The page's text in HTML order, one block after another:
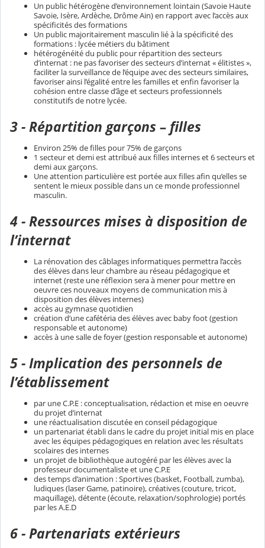
Un public hétérogène d’environnement lointain (Savoie Haute
Savoie, Isère, Ardèche, Drôme Ain) en rapport avec l’accès aux
spécificités des formations
Un public majoritairement masculin lié à la spécificité des
formations : lycée métiers du bâtiment
hétérogénéité du public pour répartition des secteurs
d’internat : ne pas favoriser des secteurs d’internat « élitistes »,
faciliter la surveillance de l’équipe avec des secteurs similaires,
favoriser ainsi l’égalité entre les familles et enfin favoriser la
cohésion entre classe d’âge et secteurs professionnels
constitutifs de notre lycée.
3 - Répartition garçons – filles
Environ 25% de filles pour 75% de garçons
1 secteur et demi est attribué aux filles internes et 6 secteurs et
demi aux garçons.
Une attention particulière est portée aux filles afin qu’elles se
sentent le mieux possible dans un ce monde professionnel
masculin.
4 - Ressources mises à disposition de
l’internat
La rénovation des câblages informatiques permettra l’accès
des élèves dans leur chambre au réseau pédagogique et
internet (reste une réflexion sera à mener pour mettre en
oeuvre ces nouveaux moyens de communication mis à
disposition des élèves internes)
accès au gymnase quotidien
création d’une cafétéria des élèves avec baby foot (gestion
responsable et autonome)
accès à une salle de foyer (gestion responsable et autonome)
5 - Implication des personnels de
l’établissement
par une C.P.E : conceptualisation, rédaction et mise en oeuvre
du projet d’internat
une réactualisation discutée en conseil pédagogique
un partenariat établi dans le cadre du projet initial mis en place
avec les équipes pédagogiques en relation avec les résultats
scolaires des internes
un projet de bibliothèque autogéré par les élèves avec la
professeur documentaliste et une C.P.E
des temps d’animation : Sportives (basket, Football, zumba),
ludiques (laser Game, patinoire), créatives (couture, tricot,
maquillage), détente (écoute, relaxation/sophrologie) portés
par les A.E.D
6 - Partenariats extérieurs